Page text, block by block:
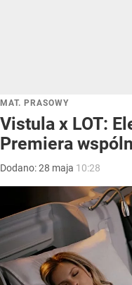
MAT. PRASOWY
Vistula x LOT:
Premiera
Dodano:28 maja 10:28